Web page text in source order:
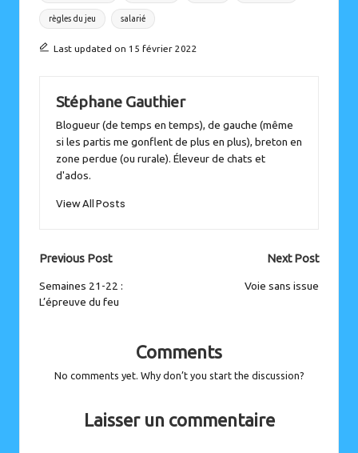
règles du jeu salarié
Last updated on 15 février 2022
Stéphane Gauthier
Blogueur (de temps en temps), de gauche (même
si les partis me gonflent de plus en plus), breton en
zone perdue (ou rurale). Éleveur de chats et
d'ados.
View All Posts
Post
navigation
Previous Post
Semaines 21-22 :
L’épreuve du feu
Next Post
Voie sans issue
Comments
No comments yet. Why don’t you start the discussion?
Laisser un commentaire